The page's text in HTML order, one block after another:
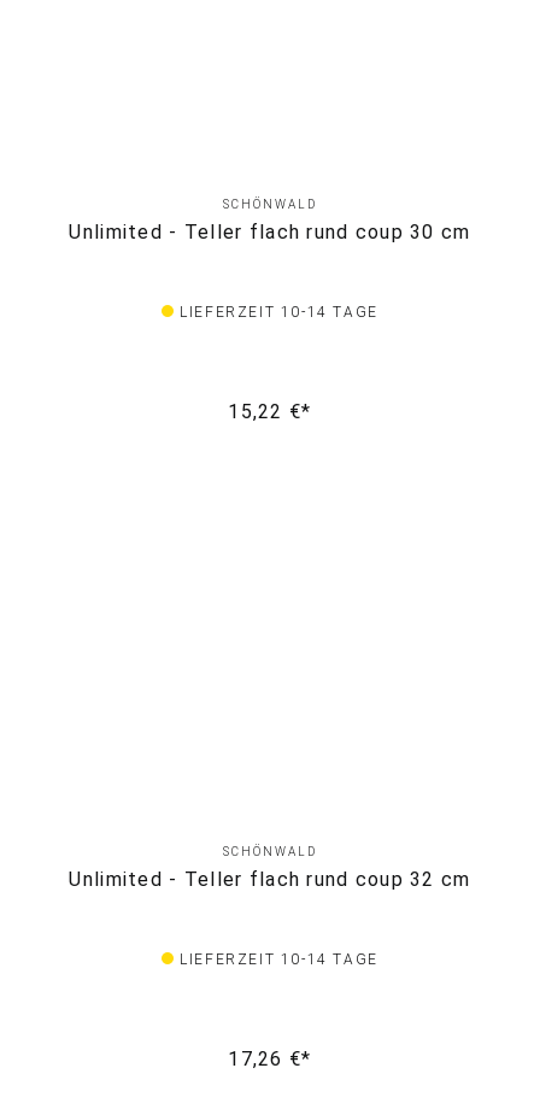
SCHÖNWALD
Unlimited - Teller flach rund coup 30 cm
LIEFERZEIT 10-14 TAGE
15,22 €*
SCHÖNWALD
Unlimited - Teller flach rund coup 32 cm
LIEFERZEIT 10-14 TAGE
17,26 €*